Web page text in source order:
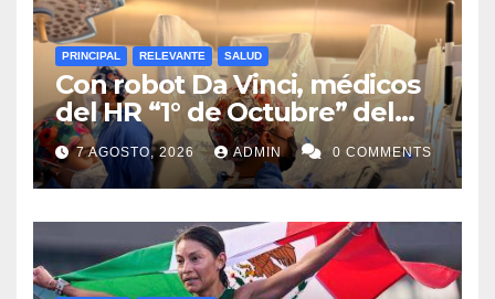
PRINCIPAL RELEVANTE SALUD
Con robot Da Vinci, médicos
del HR “1° de Octubre” del
ISSSTE retiran tumor renal a
paciente de 72 años
7 AGOSTO, 2026 ADMIN 0 COMMENTS